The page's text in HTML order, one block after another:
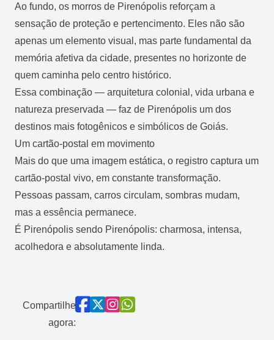
Ao fundo, os morros de Pirenópolis reforçam a
sensação de proteção e pertencimento. Eles não são
apenas um elemento visual, mas parte fundamental da
memória afetiva da cidade, presentes no horizonte de
quem caminha pelo centro histórico.
Essa combinação — arquitetura colonial, vida urbana e
natureza preservada — faz de Pirenópolis um dos
destinos mais fotogênicos e simbólicos de Goiás.
Um cartão-postal em movimento
Mais do que uma imagem estática, o registro captura um
cartão-postal vivo, em constante transformação.
Pessoas passam, carros circulam, sombras mudam,
mas a essência permanece.
É Pirenópolis sendo Pirenópolis: charmosa, intensa,
acolhedora e absolutamente linda.
Compartilhe
agora: